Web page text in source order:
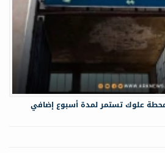
‏محطة علوك تستمر لمدة أسبوع إضافي